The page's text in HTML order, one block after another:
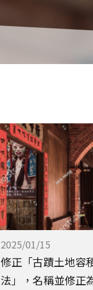
容
聯
2025/01/15
修正「古蹟土地容
法」，名稱並修正